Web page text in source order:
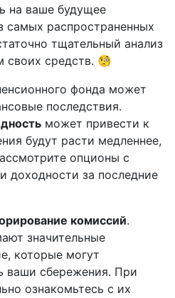
на ваше будущее
самых распространенных
тщательный анализ
своих средств. 🧐
фонда может
последствия.
может привести к
будут расти медленнее,
опционы с
доходности за последние
комиссий.
значительные
которые могут
ваши сбережения. При
ознакомьтесь с их